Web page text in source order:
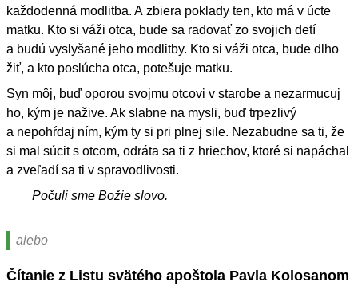
každodenná modlitba. A zbiera poklady ten, kto má v úcte
matku. Kto si váži otca, bude sa radovať zo svojich detí
a budú vyslyšané jeho modlitby. Kto si váži otca, bude dlho
žiť, a kto poslúcha otca, potešuje matku.
Syn môj, buď oporou svojmu otcovi v starobe a nezarmucuj
ho, kým je nažive. Ak slabne na mysli, buď trpezlivý
a nepohŕdaj ním, kým ty si pri plnej sile. Nezabudne sa ti, že
si mal súcit s otcom, odráta sa ti z hriechov, ktoré si napáchal
a zveľadí sa ti v spravodlivosti.
Počuli sme Božie slovo.
alebo
Čítanie z Listu svätého apoštola Pavla Kolosanom